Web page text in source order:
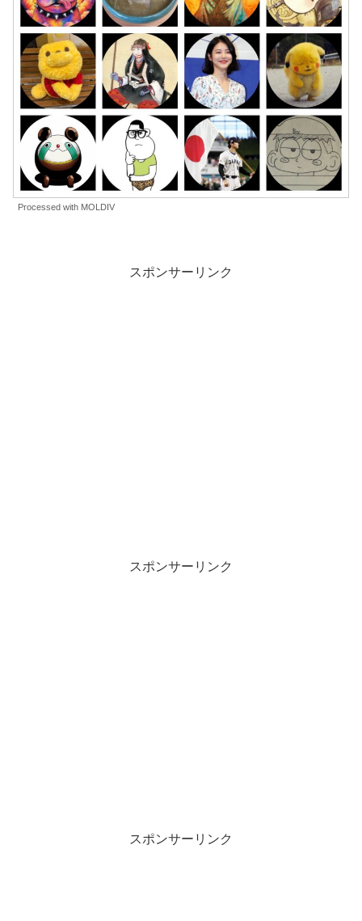
Processed with MOLDIV
スポンサーリンク
スポンサーリンク
スポンサーリンク